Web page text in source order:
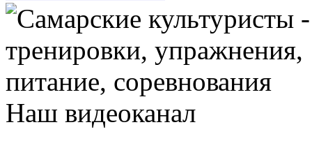
Наш видеоканал